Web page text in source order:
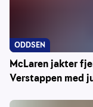
McLaren jakter
Verstappen med
ODDSEN